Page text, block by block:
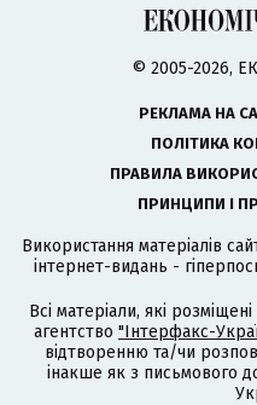
© 2005-2026,
РЕКЛАМА НА
ПОЛІТИКА
ПРАВИЛА
ПРИНЦИПИ І
Використання матеріалів
інтернет-видань -
Всі матеріали, які
агентство "Інтерфакс-
відтворенню та/чи
інакше як з письмового